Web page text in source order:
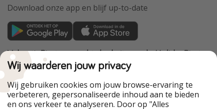
Download onze app en blijf up-to-date
VakantiePiraten maakt deel uit van de HolidayPirates
Group
Onze markten
PiratinViaggio
HolidayPirates
Wij waarderen jouw privacy
Wij gebruiken cookies om jouw browse-ervaring te
verbeteren, gepersonaliseerde inhoud aan te bieden
en ons verkeer te analyseren. Door op "Alles